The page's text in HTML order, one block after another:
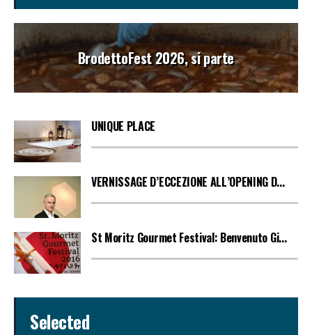
BrodettoFest 2026, si parte
UNIQUE PLACE
VERNISSAGE D’ECCEZIONE ALL’OPENING D...
St Moritz Gourmet Festival: Benvenuto Gi...
Selected